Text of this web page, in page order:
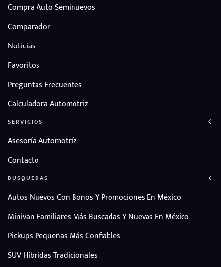
Compra Auto Seminuevos
Comparador
Noticias
Favoritos
Preguntas Frecuentes
Calculadora Automotriz
SERVICIOS
Asesoría Automotríz
Contacto
BUSQUEDAS
Autos Nuevos Con Bonos Y Promociones En México
Minivan Familiares Más Buscadas Y Nuevas En México
Pickups Pequeñas Más Confiables
SUV Híbridas Tradicionales